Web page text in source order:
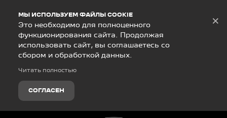
МЫ ИСПОЛЬЗУЕМ ФАЙЛЫ COOKIE
Это необходимо для полноценного
функционирования сайта. Продолжая
использовать сайт, вы соглашаетесь со
сбором и обработкой данных.
Читать полностью
СОГЛАСЕН
×